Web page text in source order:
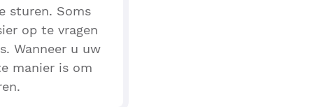
sturen. Soms
op te vragen
Wanneer u uw
manier is om